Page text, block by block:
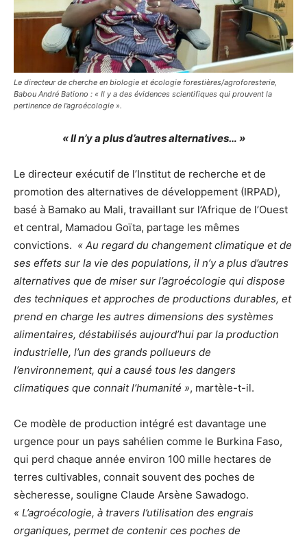
Le directeur de cherche en biologie et écologie forestières/agroforesterie,
Babou André Bationo : « Il y a des évidences scientifiques qui prouvent la
pertinence de l’agroécologie ».
« Il n’y a plus d’autres alternatives… »
Le directeur exécutif de l’Institut de recherche et de
promotion des alternatives de développement (IRPAD),
basé à Bamako au Mali, travaillant sur l’Afrique de l’Ouest
et central, Mamadou Goïta, partage les mêmes
convictions. « Au regard du changement climatique et de
ses effets sur la vie des populations, il n’y a plus d’autres
alternatives que de miser sur l’agroécologie qui dispose
des techniques et approches de productions durables, et
prend en charge les autres dimensions des systèmes
alimentaires, déstabilisés aujourd’hui par la production
industrielle, l’un des grands pollueurs de
l’environnement, qui a causé tous les dangers
climatiques que connait l’humanité », martèle-t-il.
Ce modèle de production intégré est davantage une
urgence pour un pays sahélien comme le Burkina Faso,
qui perd chaque année environ 100 mille hectares de
terres cultivables, connait souvent des poches de
sècheresse, souligne Claude Arsène Sawadogo.
« L’agroécologie, à travers l’utilisation des engrais
organiques, permet de contenir ces poches de